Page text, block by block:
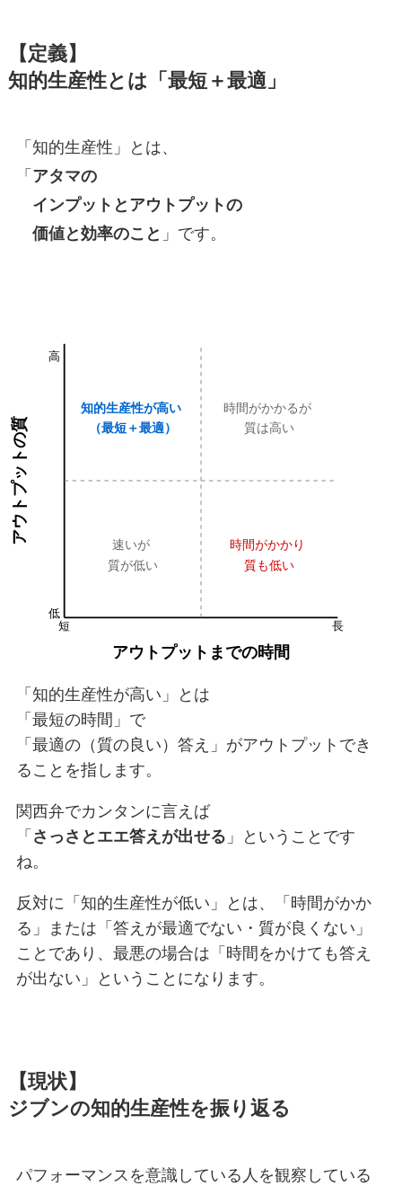
【定義】
知的生産性とは「最短＋最適」
「知的生産性」とは、
「 アタマの
インプットとアウトプットの
価値と効率のこと 」です。
「知的生産性が高い」とは
「最短の時間」で
「最適の（質の良い）答え」がアウトプットでき
ることを指します。
関西弁でカンタンに言えば
「 さっさとエエ答えが出せる 」ということです
ね。
反対に「知的生産性が低い」とは、「時間がかか
る」または「答えが最適でない・質が良くない」
ことであり、最悪の場合は「時間をかけても答え
が出ない」ということになります。
【現状】
ジブンの知的生産性を振り返る
パフォーマンスを意識している人を観察している